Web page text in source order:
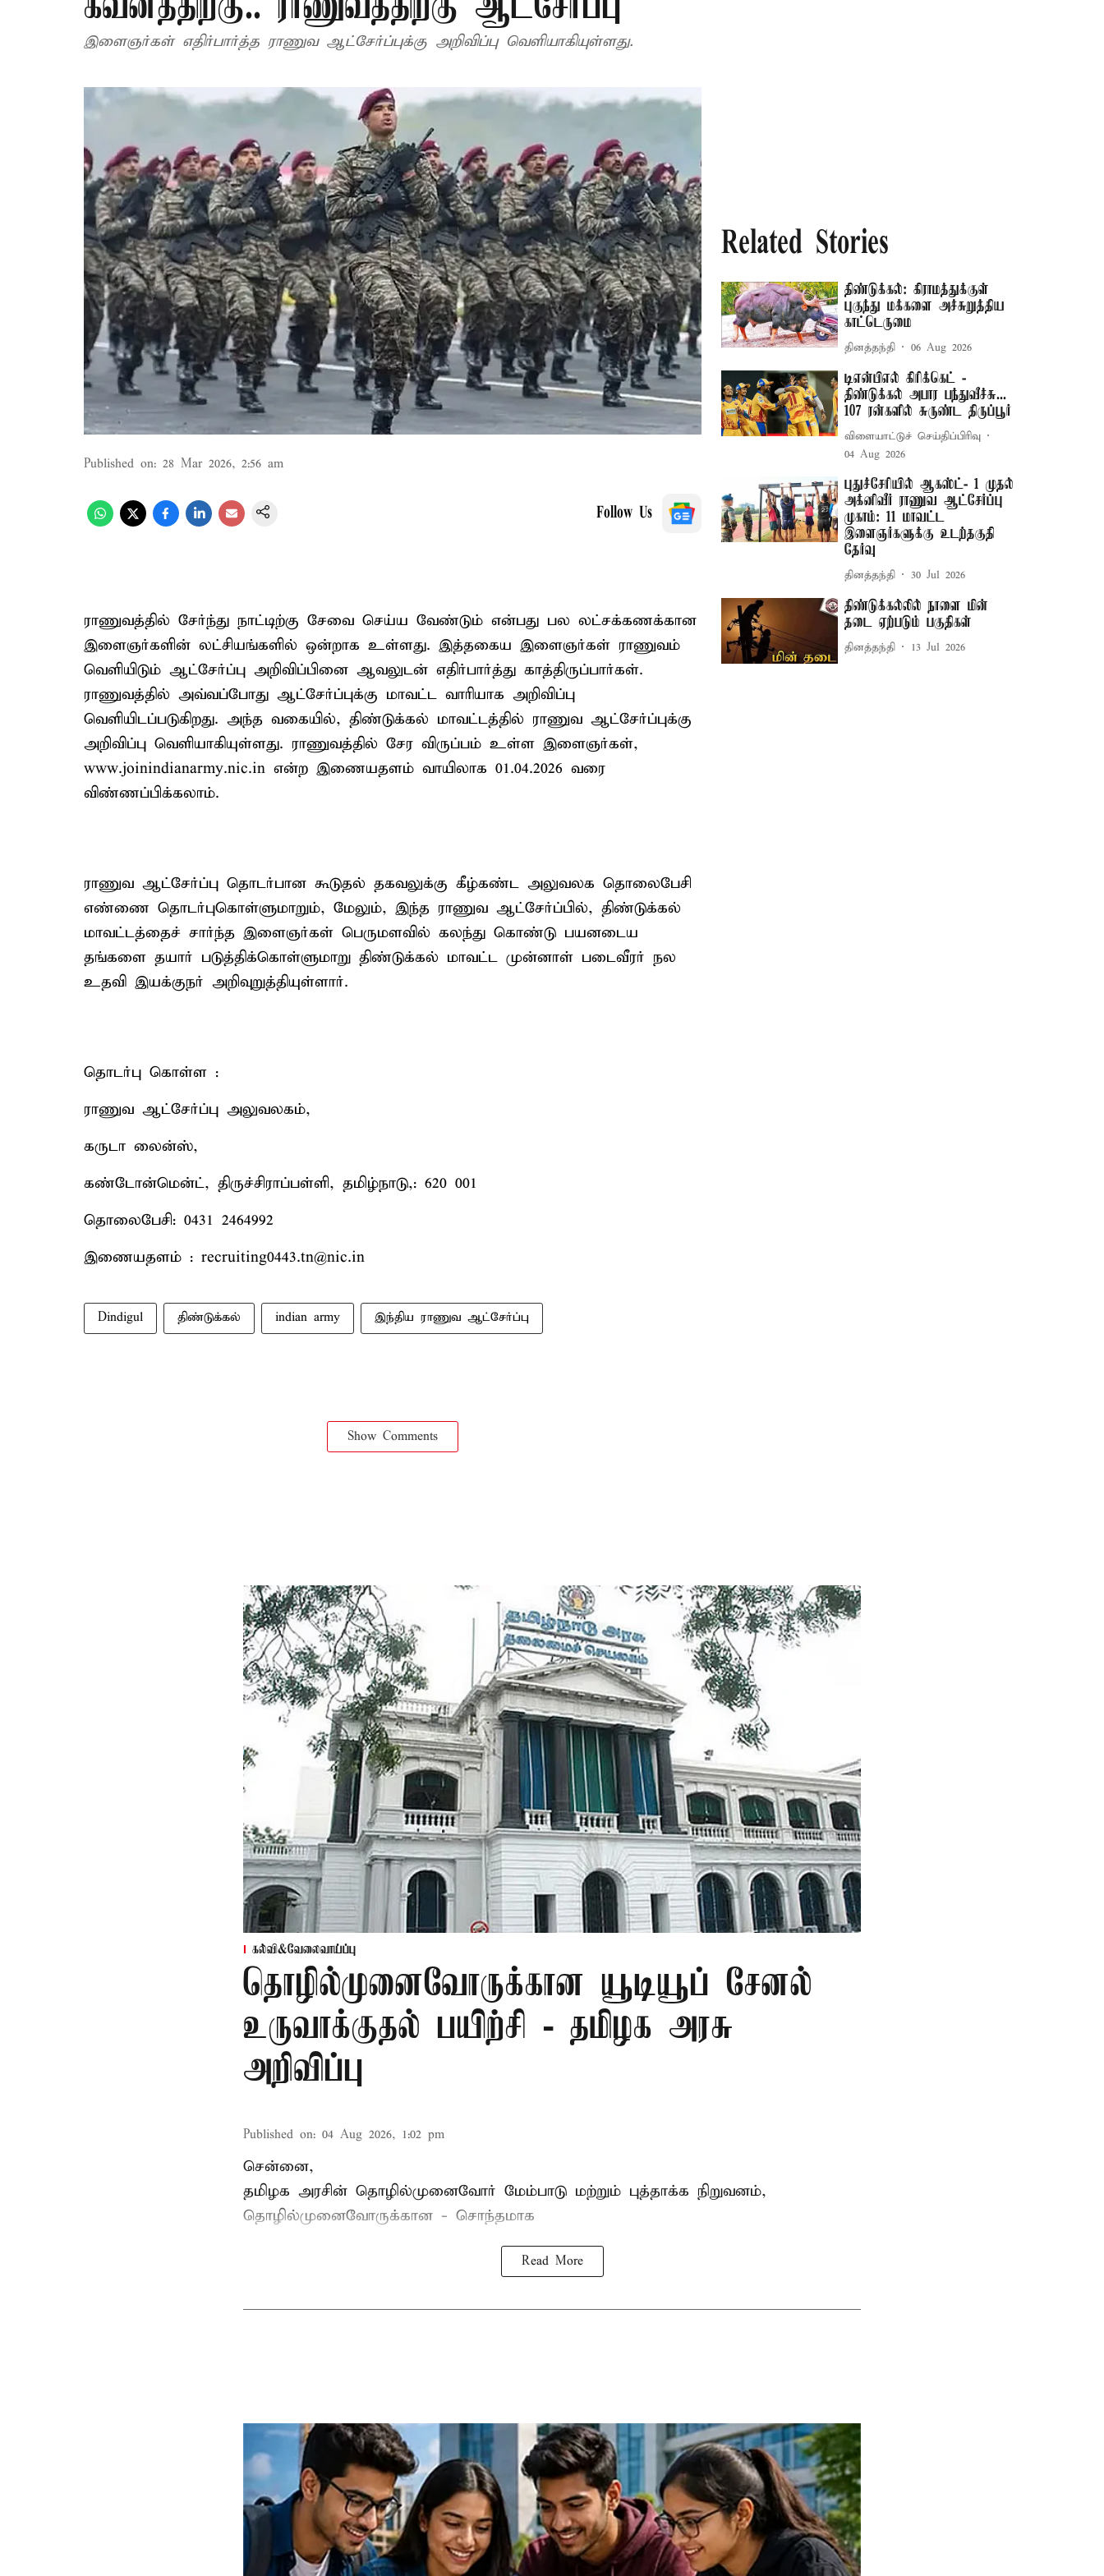
இளைஞர்கள் எதிர்பார்த்த ராணுவ ஆட்சேர்ப்புக்கு அறிவிப்பு வெளியாகியுள்ளது.
Published on: 28 Mar 2026, 2:56 am
Follow Us
ராணுவத்தில் சேர்ந்து நாட்டிற்கு சேவை செய்ய வேண்டும் என்பது பல லட்சக்கணக்கான
இளைஞர்களின் லட்சியங்களில் ஒன்றாக உள்ளது. இத்தகைய இளைஞர்கள் ராணுவம்
வெளியிடும் ஆட்சேர்ப்பு அறிவிப்பினை ஆவலுடன் எதிர்பார்த்து காத்திருப்பார்கள்.
ராணுவத்தில் அவ்வப்போது ஆட்சேர்ப்புக்கு மாவட்ட வாரியாக அறிவிப்பு
வெளியிடப்படுகிறது. அந்த வகையில், திண்டுக்கல் மாவட்டத்தில் ராணுவ ஆட்சேர்ப்புக்கு
அறிவிப்பு வெளியாகியுள்ளது. ராணுவத்தில் சேர விருப்பம் உள்ள இளைஞர்கள்,
www.joinindianarmy.nic.in என்ற இணையதளம் வாயிலாக 01.04.2026 வரை
விண்ணப்பிக்கலாம்.
ராணுவ ஆட்சேர்ப்பு தொடர்பான கூடுதல் தகவலுக்கு கீழ்கண்ட அலுவலக தொலைபேசி
எண்ணை தொடர்புகொள்ளுமாறும், மேலும், இந்த ராணுவ ஆட்சேர்ப்பில், திண்டுக்கல்
மாவட்டத்தைச் சார்ந்த இளைஞர்கள் பெருமளவில் கலந்து கொண்டு பயனடைய
தங்களை தயார் படுத்திக்கொள்ளுமாறு திண்டுக்கல் மாவட்ட முன்னாள் படைவீரர் நல
உதவி இயக்குநர் அறிவுறுத்தியுள்ளார்.
தொடர்பு கொள்ள :
ராணுவ ஆட்சேர்ப்பு அலுவலகம்,
கருடா லைன்ஸ்,
கண்டோன்மென்ட், திருச்சிராப்பள்ளி, தமிழ்நாடு,: 620 001
தொலைபேசி: 0431 2464992
இணையதளம் : recruiting0443.tn@nic.in
Dindigul திண்டுக்கல் indian army இந்திய ராணுவ ஆட்சேர்ப்பு
Show Comments
Related Stories
திண்டுக்கல்: கிராமத்துக்குள்
புகுந்து மக்களை அச்சுறுத்திய
காட்டெருமை
தினத்தந்தி 06 Aug 2026
டிஎன்பிஎல் கிரிக்கெட் -
திண்டுக்கல் அபார பந்துவீச்சு...
107 ரன்களில் சுருண்ட திருப்பூர்
விளையாட்டுச் செய்திப்பிரிவு
04 Aug 2026
புதுச்சேரியில் ஆகஸ்ட்- 1 முதல்
அக்னிவீர் ராணுவ ஆட்சேர்ப்பு
முகாம்: 11 மாவட்ட
இளைஞர்களுக்கு உடற்தகுதி
தேர்வு
தினத்தந்தி 30 Jul 2026
திண்டுக்கல்லில் நாளை மின்
தடை ஏற்படும் பகுதிகள்
தினத்தந்தி 13 Jul 2026
கல்வி&வேலைவாய்ப்பு
தொழில்முனைவோருக்கான யூடியூப் சேனல்
உருவாக்குதல் பயிற்சி - தமிழக அரசு
அறிவிப்பு
Published on: 04 Aug 2026, 1:02 pm
சென்னை,
தமிழக அரசின் தொழில்முனைவோர் மேம்பாடு மற்றும் புத்தாக்க நிறுவனம்,
தொழில்முனைவோருக்கான - சொந்தமாக
Read More